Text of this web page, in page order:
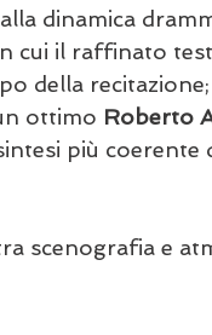
dinamica
cui il raffinato
della
ottimo Roberto
più
scenografia e